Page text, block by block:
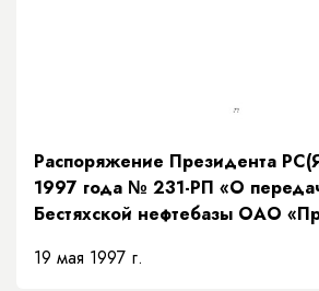
Распоряжение Президента
1997 года № 231-РП «О
Бестяхской нефтебазы ОАО
19 мая 1997 г.